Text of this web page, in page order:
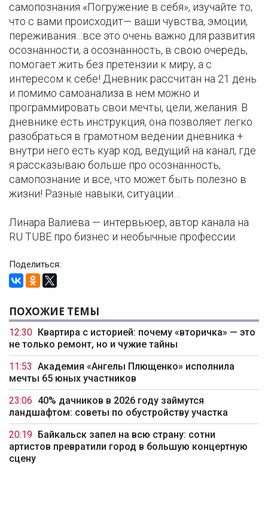
самопознания «Погружение в себя», изучайте то,
что с вами происходит— ваши чувства, эмоции,
переживания…все это очень важно для развития
осознанности, а осознанность, в свою очередь,
помогает жить без претензии к миру, а с
интересом к себе! Дневник рассчитан на 21 день
и помимо самоанализа в нем можно и
программировать свои мечты, цели, желания. В
дневнике есть инструкция, она позволяет легко
разобраться в грамотном ведении дневника +
внутри него есть куар код, ведущий на канал, где
я рассказываю больше про осознанность,
самопознание и все, что может быть полезно в
жизни! Разные навыки, ситуации…
Линара Валиева — интервьюер, автор канала на
RU TUBE про бизнес и необычные профессии.
Поделиться:
ПОХОЖИЕ ТЕМЫ
12:30
Квартира с историей: почему «вторичка» — это
не только ремонт, но и чужие тайны
11:53 Академия «Ангелы Плющенко» исполнила
мечты 65 юных участников
23:06 40% дачников в 2026 году займутся
ландшафтом: советы по обустройству участка
20:19
Байкальск запел на всю страну: сотни
артистов превратили город в большую концертную
сцену